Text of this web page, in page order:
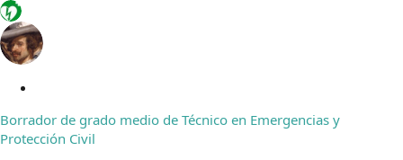
r
r
Borrador de grado medio de Técnico en Emergencias y
Protección Civil